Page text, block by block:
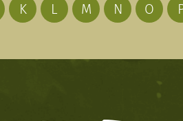
K L M N O